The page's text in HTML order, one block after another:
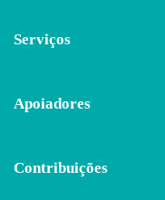
Serviços
Apoiadores
Contribuições